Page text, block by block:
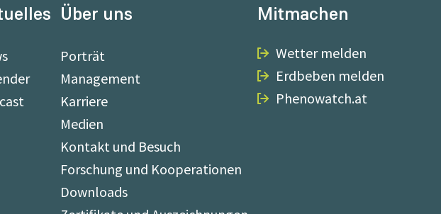
Über uns
Porträt
Management
Karriere
Medien
Kontakt und Besuch
Forschung und Kooperationen
Downloads
Mitmachen
Wetter melden
Erdbeben melden
Phenowatch.at